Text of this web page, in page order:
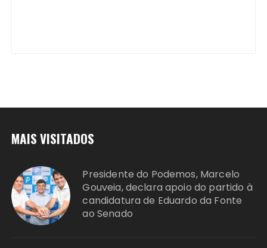
MAIS VISITADOS
Presidente do Podemos, Marcelo
Gouveia, declara apoio do partido à
candidatura de Eduardo da Fonte
ao Senado